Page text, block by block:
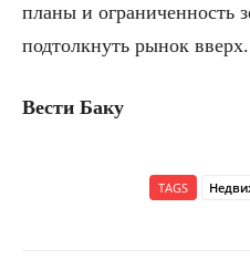
планы и ограниченность
подтолкнуть рынок вверх.
Вести Баку
TAGS